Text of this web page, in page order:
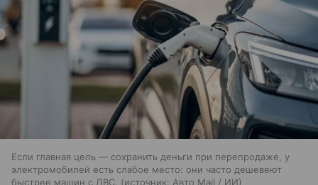
Если главная цель — сохранить деньги при перепродаже, у
электромобилей есть слабое место: они часто дешевеют
быстрее машин с ДВС.
источник: Авто Mail / ИИ